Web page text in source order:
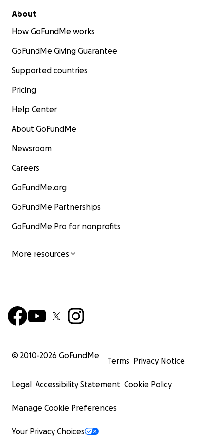
Gracias de corazón. ❤️
Maria y Rene
Sus hijos
About
How GoFundMe works
GoFundMe Giving Guarantee
Supported countries
Pricing
Help Center
About GoFundMe
Newsroom
Careers
GoFundMe.org
GoFundMe Partnerships
GoFundMe Pro for nonprofits
More resources
© 2010-2026 GoFundMe
Terms Privacy Notice
Legal Accessibility Statement Cookie Policy
Manage Cookie Preferences
Your Privacy Choices